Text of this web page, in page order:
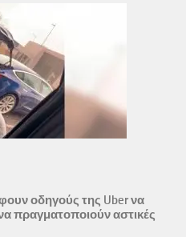
οδηγούς της Uber να
πραγματοποιούν αστικές